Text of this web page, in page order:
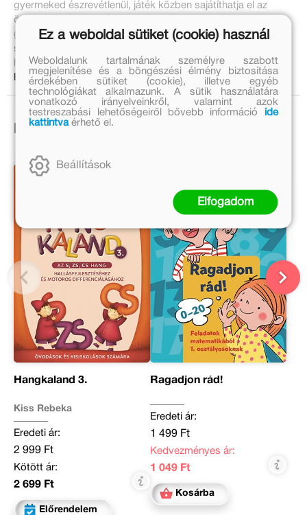
gyermeked észrevétlenül, játék közben sajátíthatja el az
összeadás és kivonás alapjait! Miért fogja imádni a
gyermeked? – Interaktív tanulás: A beépített okos
számológép pont olyan, mint egy varázseszköz – minden
helyes válasznál sikerélményt ad!
Bővebben:
Ezek is érdekelhetnek!
Hangkaland 3.
Kiss Rebeka
Eredeti ár:
2 999 Ft
Kötött ár:
2 699 Ft
Előrendelem
Ragadjon rád!
Eredeti ár:
1 499 Ft
Kedvezményes ár:
1 049 Ft
Kosárba
Ez a weboldal sütiket (cookie) használ
Weboldalunk tartalmának személyre szabott
megjelenítése és a böngészési élmény biztosítása
érdekében sütiket (cookie), illetve egyéb
technológiákat alkalmazunk. A sütik használatára
vonatkozó irányelveinkről, valamint azok
testreszabási lehetőségeiről bővebb információ
ide
kattintvaérhető el.
Beállítások
Elfogadom